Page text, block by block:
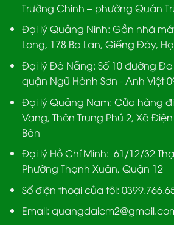
Trường Chinh – phường Quán
Đại lý Quảng Ninh: Gần nhà
Long, 178 Ba Lan, Giếng Đáy,
Đại lý Đà Nẵng: Số 10 đường
quận Ngũ Hành Sơn - Anh Việt
Đại lý Quảng Nam: Cửa hàng
Vang, Thôn Trung Phú 2, Xã
Bàn
Đại lý Hồ Chí Minh: 61/12/32
Phường Thạnh Xuân, Quận 12
Số điện thoại của tôi:
Email: